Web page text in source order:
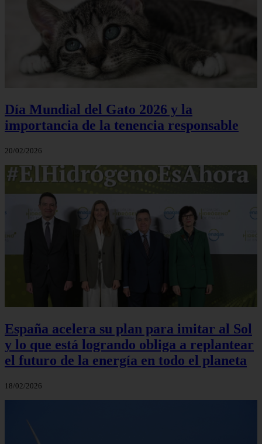
Día Mundial del Gato 2026 y la
importancia de la tenencia responsable
20/02/2026
España acelera su plan para imitar al Sol
y lo que está logrando obliga a replantear
el futuro de la energía en todo el planeta
18/02/2026